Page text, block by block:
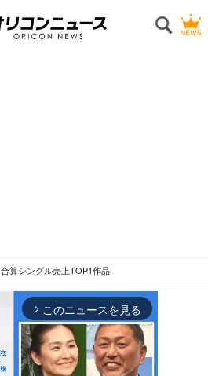
合算シングル売上TOP1作品
arrow_forward_ios このニュースを見る